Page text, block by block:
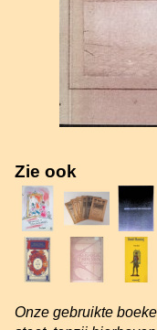
Zie ook
Onze gebruikte